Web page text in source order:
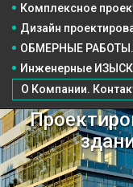
ОБМЕРНЫЕ РАБОТЫ.
Инженерные
О Компании.
Комплексное
Дизайн